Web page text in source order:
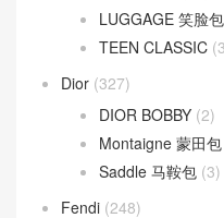
LUGGAGE 笑脸包
TEEN CLASSIC
Dior (327)
DIOR BOBBY (2)
Montaigne 蒙田包
Saddle 马鞍包 (3)
Fendi (248)